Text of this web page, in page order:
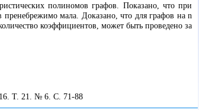
полиномов графов. Показано, что при
пренебрежимо мала. Доказано, что для графов на n
коэффициентов, может быть проведено за
Т. 21. № 6. С. 71-88